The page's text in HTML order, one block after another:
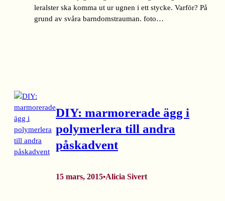
leralster ska komma ut ur ugnen i ett stycke. Varför? På
grund av svåra barndomstrauman. foto…
DIY: marmorerade ägg i
polymerlera till andra
påskadvent
15 mars, 2015•Alicia Sivert